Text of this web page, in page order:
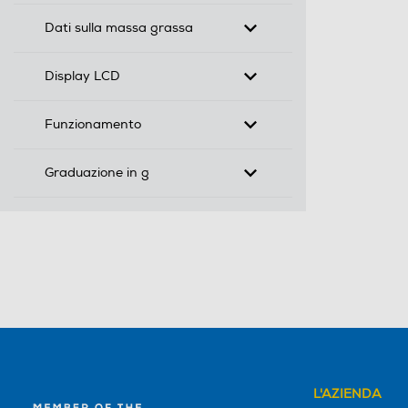
Dati sulla massa grassa
Display LCD
Funzionamento
Graduazione in g
L'AZIENDA